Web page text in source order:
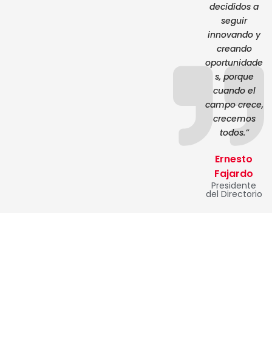
decididos a
seguir
innovando y
creando
oportunidade
s, porque
cuando el
campo crece,
crecemos
todos.”
Ernesto
Fajardo
Presidente
del Directorio